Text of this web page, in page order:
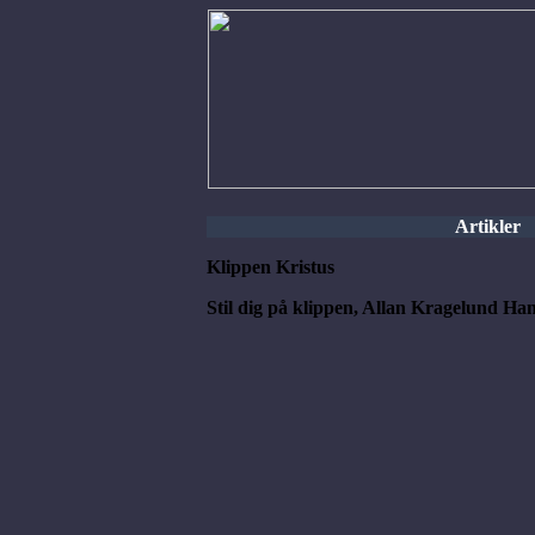
Artikler
Klippen Kristus
Stil dig på klippen, Allan Kragelund